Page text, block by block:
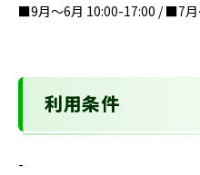
■9月～6月 10:00-17:00 / ■7月
利用条件
-